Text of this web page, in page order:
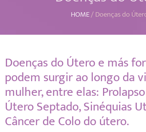
HOME/Doenças do
Doenças do Útero e más
podem surgir ao longo da
mulher, entre elas:
Útero Septado, Sinéquias
Câncer de Colo do útero.